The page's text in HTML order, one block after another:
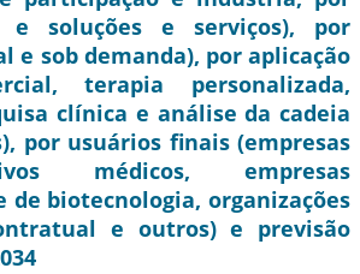
e soluções e serviços), por
e sob demanda), por aplicação
terapia personalizada,
clínica e análise da cadeia
por usuários finais (empresas
médicos, empresas
de biotecnologia, organizações
e outros) e previsão